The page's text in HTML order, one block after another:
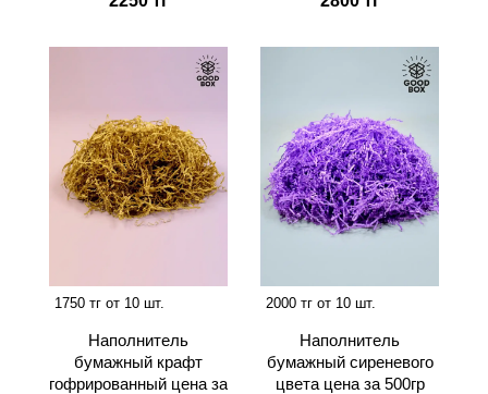
1750 тг от 10 шт.
Наполнитель
бумажный крафт
гофрированный цена за
2000 тг от 10 шт.
Наполнитель
бумажный сиреневого
цвета цена за 500гр